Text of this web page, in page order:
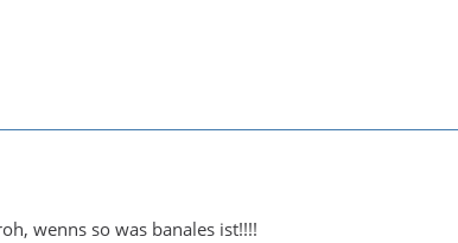
wenns so was banales ist!!!!